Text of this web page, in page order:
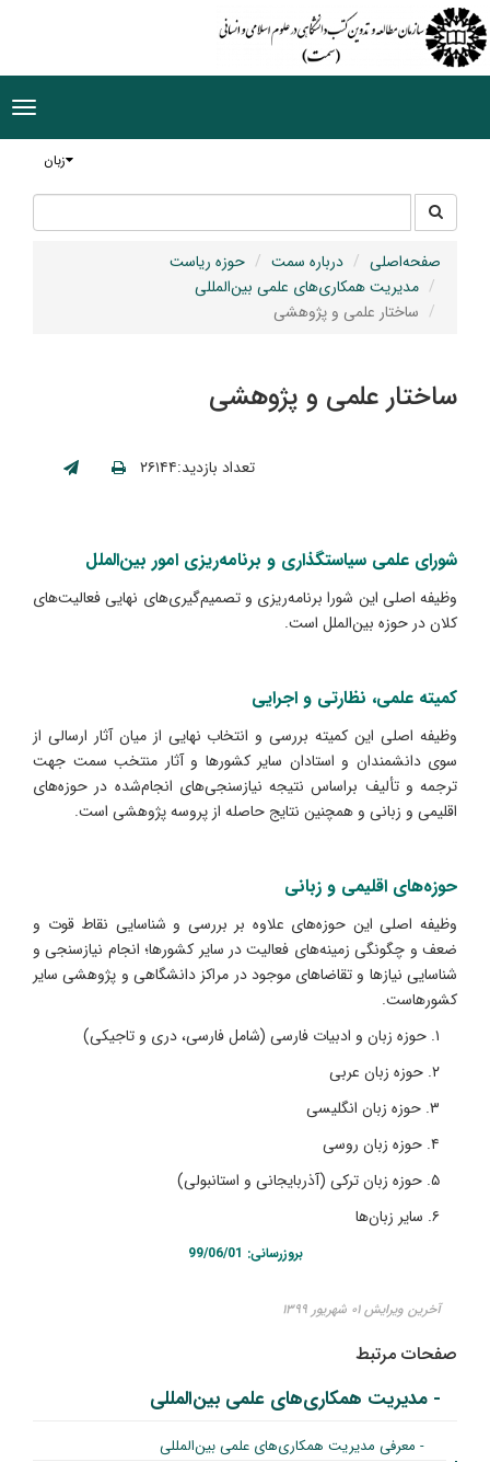
زبان
جستجو
در
سایت
صفحه‌اصلی درباره سمت
حوزه ریاست
مدیریت همکاری‌های علمی بین‌المللی
ساختار علمی و پژوهشی
ساختار علمی و پژوهشی
تعداد بازدید:۲۶۱۴۴
شورای علمی سیاستگذاری و برنامه‌ریزی امور بین‌الملل
وظیفه اصلی این شورا برنامه‌ریزی و تصمیم‌گیری‌های نهایی فعالیت‌های
کلان در حوزه بین‌الملل است.
کمیته علمی، نظارتی و اجرایی
وظیفه اصلی این کمیته بررسی و انتخاب نهایی از میان آثار ارسالی از
سوی دانشمندان و استادان سایر کشورها و آثار منتخب سمت جهت
ترجمه و تألیف براساس نتیجه نیازسنجی‌های انجام‌شده در حوزه‌های
اقلیمی و زبانی و همچنین نتایج حاصله از پروسه پژوهشی است.
حوزه‌های اقلیمی و زبانی
وظیفه اصلی این حوزه‌های علاوه بر بررسی و شناسایی نقاط قوت و
ضعف و چگونگی زمینه‌های فعالیت در سایر کشورها؛ انجام نیازسنجی و
شناسایی نیازها و تقاضاهای موجود در مراکز دانشگاهی و پژوهشی سایر
کشورهاست.
بروزرسانی: 99/06/01
آخرین ویرایش ۰۱ شهریور ۱۳۹۹
صفحات مرتبط
- مدیریت همکاری‌های علمی بین‌المللی
- معرفی مدیریت همکاری‌های علمی بین‌المللی